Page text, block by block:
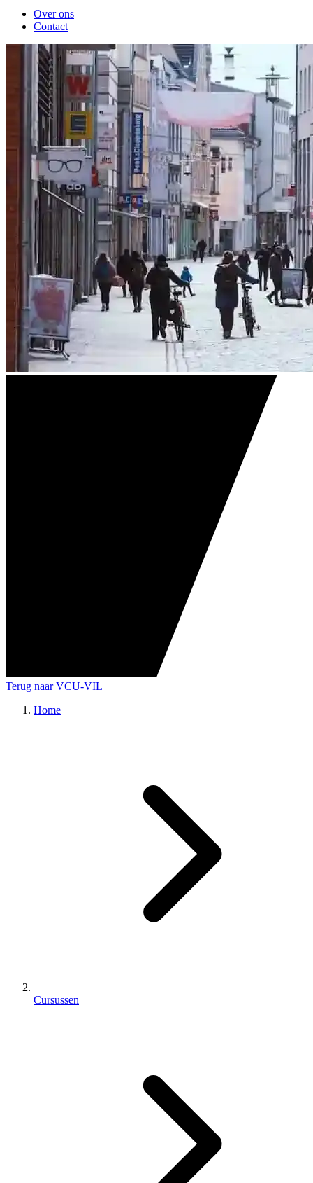
Over ons
Contact
Terug naar VCU-VIL
Home
Cursussen